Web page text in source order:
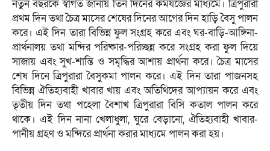
নতুন বছরকে স্বাগত জানায় তিন দিনের কর্মযজ্ঞের মাধ্যমে। ত্রিপুরারা
প্রথম দিন তথা চৈত্র মাসের শেষের দিনের আগের দিন হাড়ি বৈসু পালন
করে। এই দিন তারা বিভিন্ন ফুল সংগ্রহ করে এবং ঘর-বাড়ি-আঙ্গিনা-
প্রার্থনালয় তথা মন্দির পরিষ্কার-পরিচ্ছন্ন করে সংগ্রহ করা ফুল দিয়ে
সাজায় এবং সুখ-শান্তি ও সমৃদ্ধির আশায় প্রার্থনা করে। চৈত্র মাসের
শেষ দিনে ত্রিপুরারা বৈসুকমা পালন করে। এই দিন তারা পাজনসহ
বিভিন্ন ঐতিহ্যবাহী খাবার খায় এবং অতিথিদের আপ্যায়ন করে এবং
তৃতীয় দিন তথা পহেলা বৈশাখ ত্রিপুরারা বিসি কতাল পালন করে
থাকে। এই দিন নানা খেলাধুলা, ঘুরে বেড়ানো, ঐতিহ্যবাহী খাবার-
পানীয় গ্রহণ ও মন্দিরে প্রার্থনা করার মাধ্যমে পালন করা হয়।